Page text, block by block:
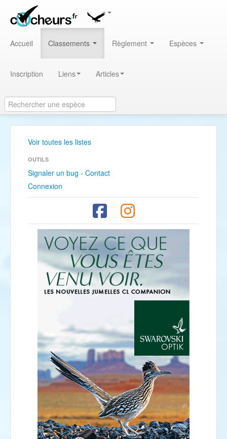
Accueil Classements Règlement Espèces
Inscription Liens Articles
Voir toutes les listes
OUTILS
Signaler un bug - Contact
Connexion